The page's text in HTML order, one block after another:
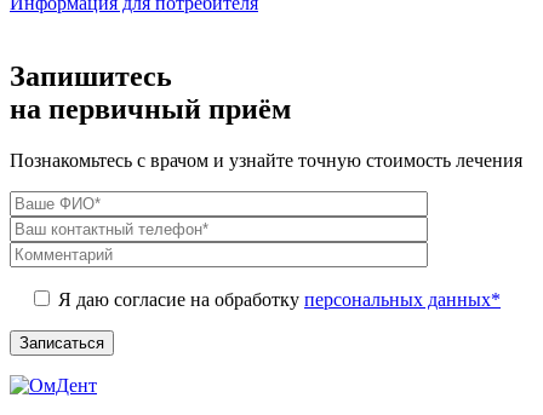
Запишитесь
на первичный приём
Познакомьтесь с врачом и узнайте точную стоимость лечения
Я даю согласие на обработку персональных данных*